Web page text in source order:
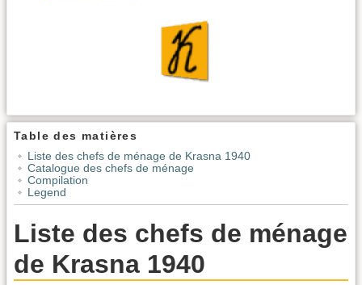
Table des matières
Liste des chefs de ménage de Krasna 1940
Catalogue des chefs de ménage
Compilation
Legend
Liste des chefs de ménage
de Krasna 1940